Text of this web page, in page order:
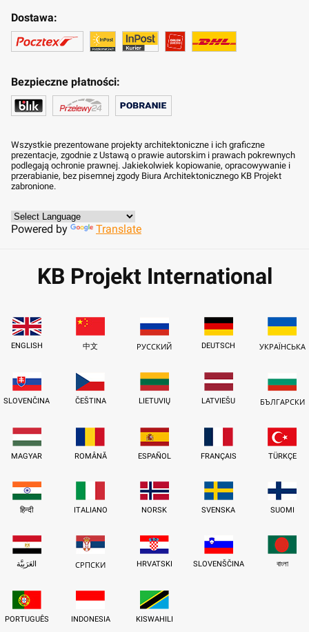
Dostawa:
Bezpieczne płatności:
Wszystkie prezentowane projekty architektoniczne i ich graficzne
prezentacje, zgodnie z Ustawą o prawie autorskim i prawach pokrewnych
podlegają ochronie prawnej. Jakiekolwiek kopiowanie, opracowywanie i
przerabianie, bez pisemnej zgody Biura Architektonicznego KB Projekt
zabronione.
Powered by Translate
KB Projekt International
ENGLISH 中文 РУССКИЙ DEUTSCH УКРАЇНСЬКА
SLOVENČINA ČEŠTINA LIETUVIŲ LATVIEŠU БЪЛГАРСКИ
MAGYAR ROMÂNĂ ESPAÑOL FRANÇAIS TÜRKÇE
हिन्दी ITALIANO NORSK SVENSKA SUOMI
العَرَبِيَّة СРПСКИ HRVATSKI SLOVENŠČINA বাংলা
PORTUGUÊS INDONESIA KISWAHILI